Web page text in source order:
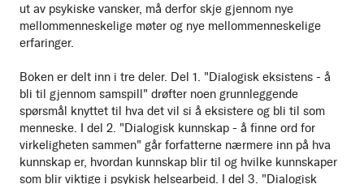
ut av psykiske vansker, må derfor skje gjennom nye
mellommenneskelige møter og nye mellommenneskelige
erfaringer.
Boken er delt inn i tre deler. Del 1. "Dialogisk eksistens - å
bli til gjennom samspill" drøfter noen grunnleggende
spørsmål knyttet til hva det vil si å eksistere og bli til som
menneske. I del 2. "Dialogisk kunnskap - å finne ord for
virkeligheten sammen" går forfatterne nærmere inn på hva
kunnskap er, hvordan kunnskap blir til og hvilke kunnskaper
som blir viktige i psykisk helsearbeid. I del 3. "Dialogisk